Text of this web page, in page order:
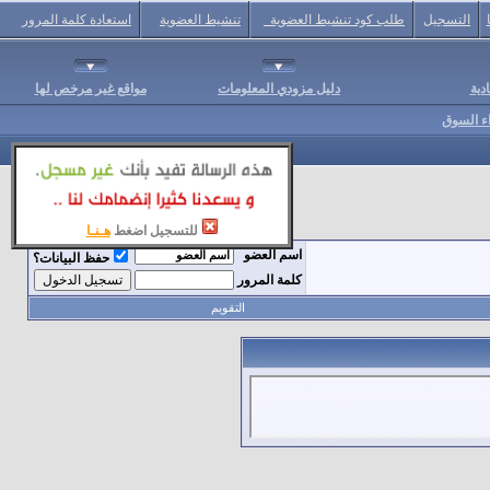
للتسجيل اضغط هـنـا
التسجيل طلب كود تنشيط العضوية تنشيط العضوية استعادة كلمة المرور
دليل مزودي المعلومات مواقع غير مرخص لها
السوق
اسم العضو
حفظ البيانات؟
كلمة المرور
التقويم